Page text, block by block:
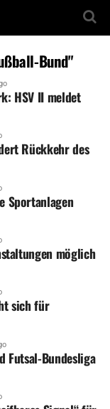
Bund"
HSV II meldet
Rückkehr des
Sportanlagen
möglich
sich für
Futsal-Bundesliga